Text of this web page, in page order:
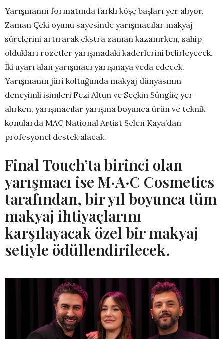
Yarışmanın formatında farklı köşe başları yer alıyor.
Zaman Çeki oyunu sayesinde yarışmacılar makyaj
sürelerini artırarak ekstra zaman kazanırken, sahip
oldukları rozetler yarışmadaki kaderlerini belirleyecek.
İki uyarı alan yarışmacı yarışmaya veda edecek.
Yarışmanın jüri koltuğunda makyaj dünyasının
deneyimli isimleri Fezi Altun ve Seçkin Süngüç yer
alırken, yarışmacılar yarışma boyunca ürün ve teknik
konularda MAC National Artist Selen Kaya’dan
profesyonel destek alacak.
Final Touch’ta birinci olan
yarışmacı ise M·A·C Cosmetics
tarafından, bir yıl boyunca tüm
makyaj ihtiyaçlarını
karşılayacak özel bir makyaj
setiyle ödüllendirilecek.